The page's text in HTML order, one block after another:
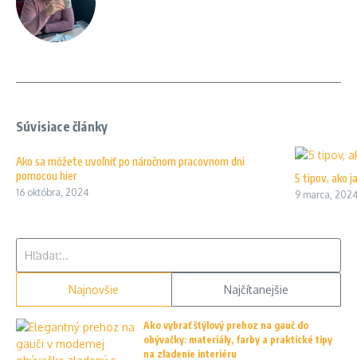
Súvisiace články
Ako sa môžete uvoľniť po náročnom pracovnom dni
pomocou hier
16 októbra, 2024
5 tipov, ako
9 marca, 2024
Najnovšie Najčítanejšie
Ako vybrať štýlový prehoz na gauč do
obývačky: materiály, farby a praktické tipy
na zladenie interiéru